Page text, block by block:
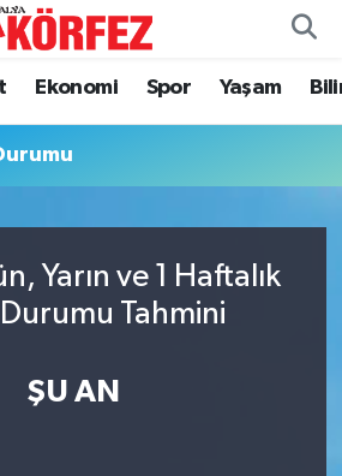
Ekonomi Spor Yaşam
Yarın ve 1 Haftalık
Tahmini
ŞU AN
Durumu ve Fikstür